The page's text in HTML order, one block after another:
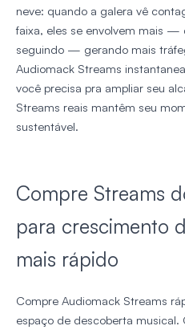
neve: quando a galera vê
faixa, eles se envolvem mais —
seguindo — gerando mais
Audiomack Streams
você precisa pra ampliar seu
Streams reais mantêm seu
sustentável.
Compre Streams
para crescimento
mais rápido
Compre Audiomack Streams
espaço de descoberta